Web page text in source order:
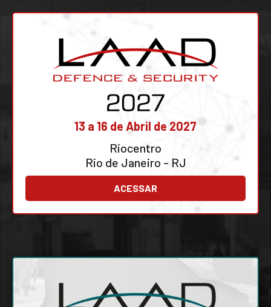
13 a 16 de Abril de 2027
Riocentro
Rio de Janeiro - RJ
ACESSAR